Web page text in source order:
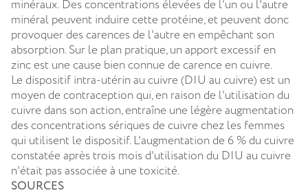
minéraux. Des concentrations élevées de l'un ou l'autre
minéral peuvent induire cette protéine, et peuvent donc
provoquer des carences de l'autre en empêchant son
absorption. Sur le plan pratique, un apport excessif en
zinc est une cause bien connue de carence en cuivre.
Le dispositif intra-utérin au cuivre (DIU au cuivre) est un
moyen de contraception qui, en raison de l'utilisation du
cuivre dans son action, entraîne une légère augmentation
des concentrations sériques de cuivre chez les femmes
qui utilisent le dispositif. L'augmentation de 6 % du cuivre
constatée après trois mois d'utilisation du DIU au cuivre
n'était pas associée à une toxicité.
SOURCES